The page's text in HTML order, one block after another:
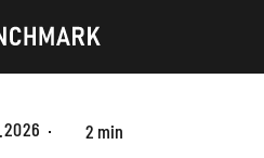
2 min